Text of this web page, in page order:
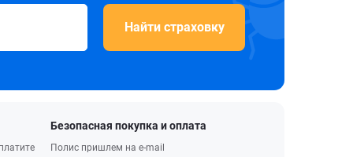
Найти страховку
Безопасная покупка и оплата
Полис пришлем на e-mail